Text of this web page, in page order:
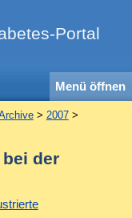
Portal
Menü öffnen
> 2007>
der